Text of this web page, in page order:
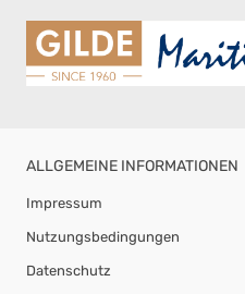
ALLGEMEINE INFORMATIONEN
Impressum
Nutzungsbedingungen
Datenschutz